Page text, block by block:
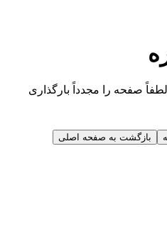
صفحه را مجدداً بارگذاری
بازگشت به صفحه اصلی